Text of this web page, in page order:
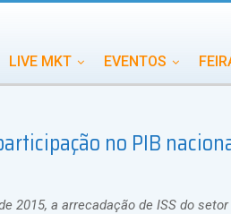
LIVE MKT EVENTOS
MEMORIAL DE
no PIB
2015, a arrecadação de ISS do